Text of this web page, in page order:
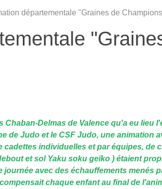
départementale "Graines de
Chaban-Delmas de Valence qu'a eu lieu
de Judo et le CSF Judo, une animation
individuelles et par équipes, de
et sol Yaku soku geïko ) étaient
avec des échauffements menés
chaque enfant au final de